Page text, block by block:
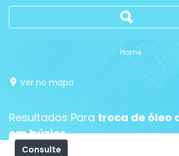
Home
Ver no mapa
Resultados Para troca de óleo
em búzios
Consulte